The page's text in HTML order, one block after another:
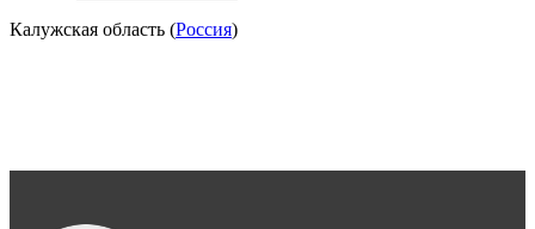
Калужская область (Россия)